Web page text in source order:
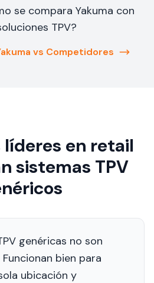
se compara Yakuma con
TPV?
vs Competidores
líderes en retail
sistemas TPV
genéricas no son
bien para
ubicación y